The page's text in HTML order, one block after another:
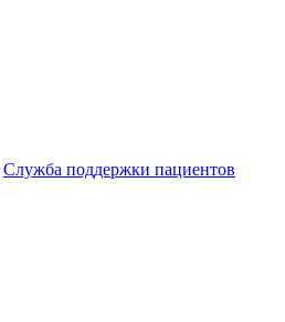
Служба поддержки пациентов